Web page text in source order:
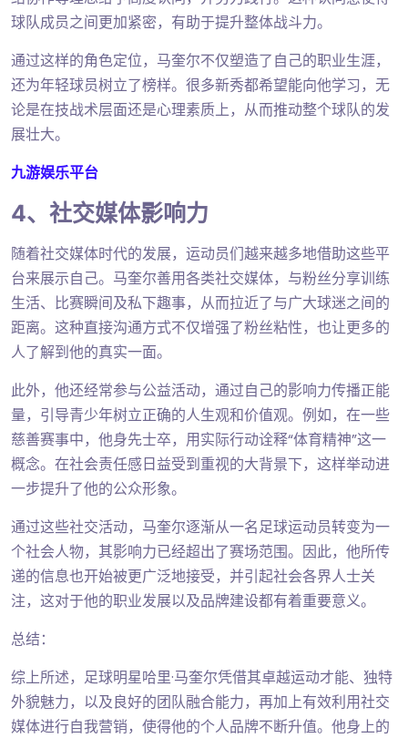
球队成员之间更加紧密，有助于提升整体战斗力。
通过这样的角色定位，马奎尔不仅塑造了自己的职业生涯，
还为年轻球员树立了榜样。很多新秀都希望能向他学习，无
论是在技战术层面还是心理素质上，从而推动整个球队的发
展壮大。
九游娱乐平台
4、社交媒体影响力
随着社交媒体时代的发展，运动员们越来越多地借助这些平
台来展示自己。马奎尔善用各类社交媒体，与粉丝分享训练
生活、比赛瞬间及私下趣事，从而拉近了与广大球迷之间的
距离。这种直接沟通方式不仅增强了粉丝粘性，也让更多的
人了解到他的真实一面。
此外，他还经常参与公益活动，通过自己的影响力传播正能
量，引导青少年树立正确的人生观和价值观。例如，在一些
慈善赛事中，他身先士卒，用实际行动诠释“体育精神”这一
概念。在社会责任感日益受到重视的大背景下，这样举动进
一步提升了他的公众形象。
通过这些社交活动，马奎尔逐渐从一名足球运动员转变为一
个社会人物，其影响力已经超出了赛场范围。因此，他所传
递的信息也开始被更广泛地接受，并引起社会各界人士关
注，这对于他的职业发展以及品牌建设都有着重要意义。
总结：
综上所述，足球明星哈里·马奎尔凭借其卓越运动才能、独特
外貌魅力，以及良好的团队融合能力，再加上有效利用社交
媒体进行自我营销，使得他的个人品牌不断升值。他身上的